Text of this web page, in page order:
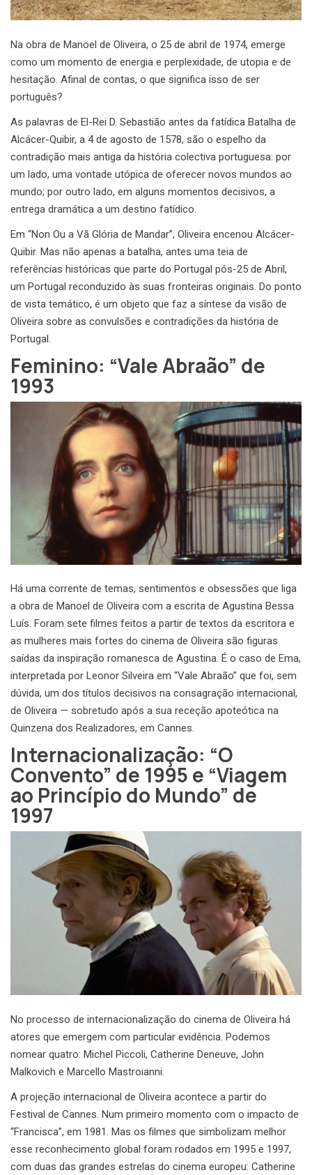
Na obra de Manoel de Oliveira, o 25 de abril de 1974, emerge
como um momento de energia e perplexidade, de utopia e de
hesitação. Afinal de contas, o que significa isso de ser
português?
As palavras de El-Rei D. Sebastião antes da fatídica Batalha de
Alcácer-Quibir, a 4 de agosto de 1578, são o espelho da
contradição mais antiga da história colectiva portuguesa: por
um lado, uma vontade utópica de oferecer novos mundos ao
mundo; por outro lado, em alguns momentos decisivos, a
entrega dramática a um destino fatídico.
Em “Non Ou a Vã Glória de Mandar”, Oliveira encenou Alcácer-
Quibir. Mas não apenas a batalha, antes uma teia de
referências históricas que parte do Portugal pós-25 de Abril,
um Portugal reconduzido às suas fronteiras originais. Do ponto
de vista temático, é um objeto que faz a síntese da visão de
Oliveira sobre as convulsões e contradições da história de
Portugal.
Feminino: “Vale Abraão” de
1993
Há uma corrente de temas, sentimentos e obsessões que liga
a obra de Manoel de Oliveira com a escrita de Agustina Bessa
Luís. Foram sete filmes feitos a partir de textos da escritora e
as mulheres mais fortes do cinema de Oliveira são figuras
saídas da inspiração romanesca de Agustina. É o caso de Ema,
interpretada por Leonor Silveira em “Vale Abraão” que foi, sem
dúvida, um dos títulos decisivos na consagração internacional,
de Oliveira — sobretudo após a sua receção apoteótica na
Quinzena dos Realizadores, em Cannes.
Internacionalização: “O
Convento” de 1995 e “Viagem
ao Princípio do Mundo” de
1997
No processo de internacionalização do cinema de Oliveira há
atores que emergem com particular evidência. Podemos
nomear quatro: Michel Piccoli, Catherine Deneuve, John
Malkovich e Marcello Mastroianni.
A projeção internacional de Oliveira acontece a partir do
Festival de Cannes. Num primeiro momento com o impacto de
“Francisca”, em 1981. Mas os filmes que simbolizam melhor
esse reconhecimento global foram rodados em 1995 e 1997,
com duas das grandes estrelas do cinema europeu: Catherine